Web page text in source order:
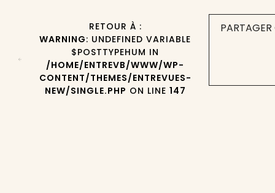
RETOUR À :
WARNING: UNDEFINED VARIABLE
$POSTTYPEHUM IN
/HOME/ENTREVB/WWW/WP-
CONTENT/THEMES/ENTREVUES-
NEW/SINGLE.PHP ON LINE 147